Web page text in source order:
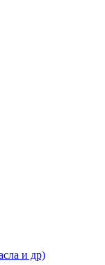
и др)